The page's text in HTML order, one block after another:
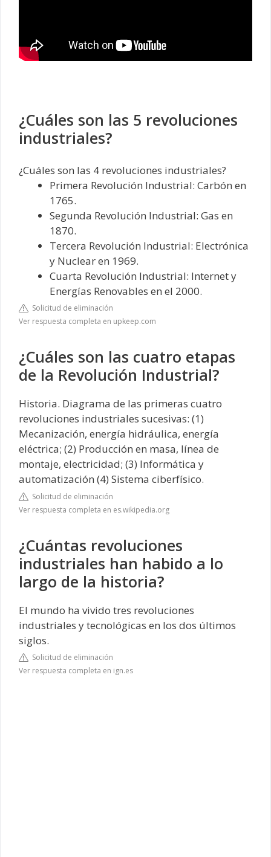
¿Cuáles son las 5 revoluciones
industriales?
¿Cuáles son las 4 revoluciones industriales?
Primera Revolución Industrial: Carbón en
1765.
Segunda Revolución Industrial: Gas en
1870.
Tercera Revolución Industrial: Electrónica
y Nuclear en 1969.
Cuarta Revolución Industrial: Internet y
Energías Renovables en el 2000.
Solicitud de eliminación
Ver respuesta completa en upkeep.com
¿Cuáles son las cuatro etapas
de la Revolución Industrial?
Historia. Diagrama de las primeras cuatro
revoluciones industriales sucesivas: (1)
Mecanización, energía hidráulica, energía
eléctrica; (2) Producción en masa, línea de
montaje, electricidad; (3) Informática y
automatización (4) Sistema ciberfísico.
Solicitud de eliminación
Ver respuesta completa en es.wikipedia.org
¿Cuántas revoluciones
industriales han habido a lo
largo de la historia?
El mundo ha vivido tres revoluciones
industriales y tecnológicas en los dos últimos
siglos.
Solicitud de eliminación
Ver respuesta completa en ign.es